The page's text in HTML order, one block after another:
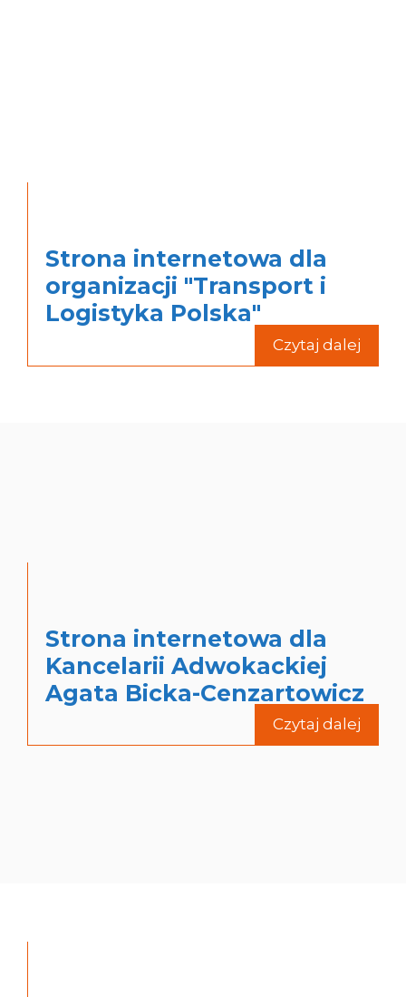
Strona internetowa dla
organizacji "Transport i
Logistyka Polska"
Czytaj dalej
Strona internetowa dla
Kancelarii Adwokackiej
Agata Bicka-Cenzartowicz
Czytaj dalej